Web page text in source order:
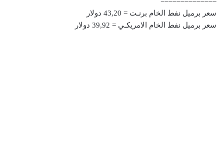
سعر برميل نفط الخام برنـت = 43,20 دولار
سعر برميل نفط الخام الامريكـي = 39,92 دولار